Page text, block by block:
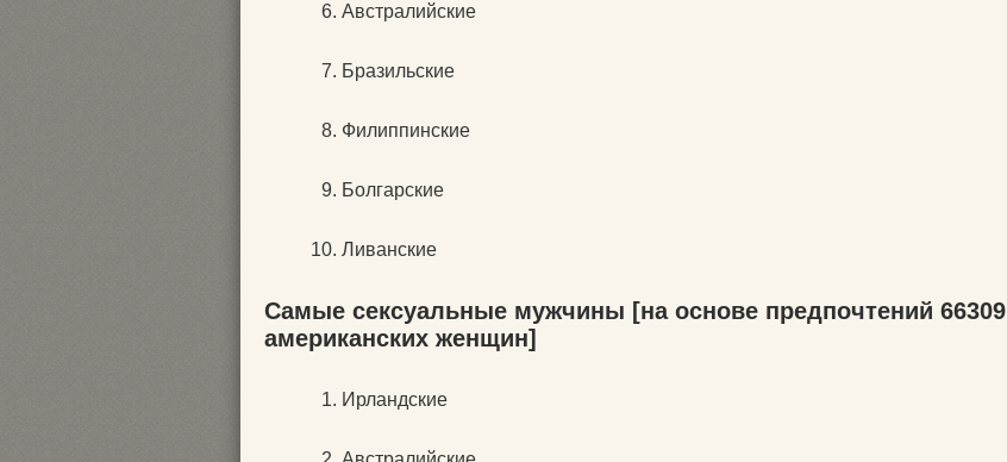
Австралийские
Бразильские
Филиппинские
Болгарские
Ливанские
Самые сексуальные мужчины [на основе предпочтений 66309
американских женщин]
Ирландские